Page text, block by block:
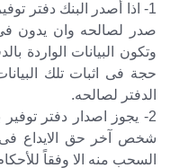
1- اذا أصدر البنك دفتر
صدر لصالحه وان يدون
وتكون البيانات الواردة
حجة فى اثبات تلك
الدفتر لصالحه.
2- يجوز اصدار دفتر
شخص آخر حق الايداع فى
السحب منه الا وفقاً